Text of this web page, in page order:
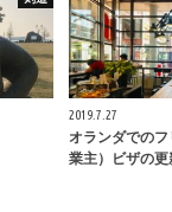
2019.7.27
オランダでの
業主）ビザの